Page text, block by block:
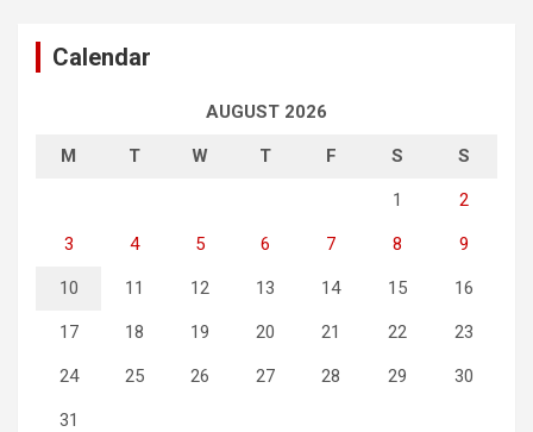
Calendar
AUGUST 2026
M T W T F S S
1 2
3 4 5 6 7 8 9
10 11 12 13 14 15 16
17 18 19 20 21 22 23
24 25 26 27 28 29 30
31